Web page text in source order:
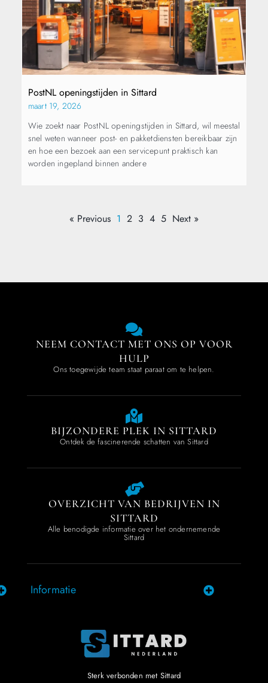
PostNL openingstijden in Sittard
maart 19, 2026
Wie zoekt naar PostNL openingstijden in Sittard, wil meestal
snel weten wanneer post- en pakketdiensten bereikbaar zijn
en hoe een bezoek aan een servicepunt praktisch kan
worden ingepland binnen andere
« Previous 1 2 3 4 5 Next »
NEEM CONTACT MET ONS OP VOOR
HULP
Ons toegewijde team staat paraat om te helpen.
BIJZONDERE PLEK IN SITTARD
Ontdek de fascinerende schatten van Sittard
OVERZICHT VAN BEDRIJVEN IN
SITTARD
Alle benodigde informatie over het ondernemende
Sittard
Informatie
Sterk verbonden met Sittard